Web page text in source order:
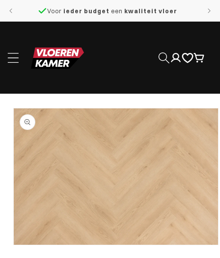
naar de
Voor ieder budget een kwaliteit vloer
Inloggen
direct naar